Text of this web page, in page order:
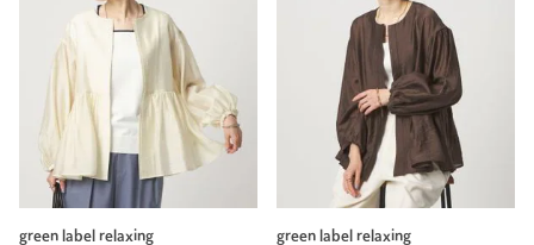
green label relaxing
green label relaxing